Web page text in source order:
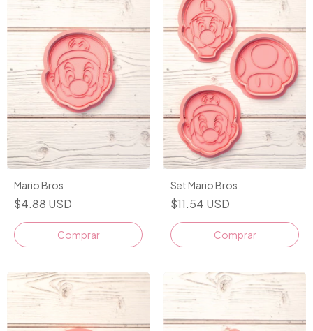
Mario Bros
$4.88 USD
Comprar
Set Mario Bros
$11.54 USD